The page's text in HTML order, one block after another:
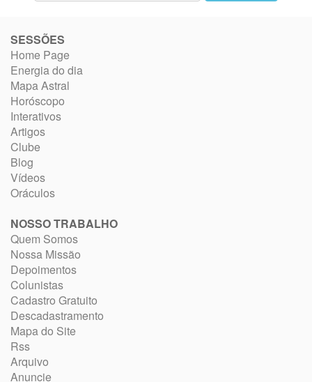
SESSÕES
Home Page
Energia do dia
Mapa Astral
Horóscopo
Interativos
Artigos
Clube
Blog
Vídeos
Oráculos
NOSSO TRABALHO
Quem Somos
Nossa Missão
Depoimentos
Colunistas
Cadastro Gratuito
Descadastramento
Mapa do Site
Rss
Arquivo
Anuncie